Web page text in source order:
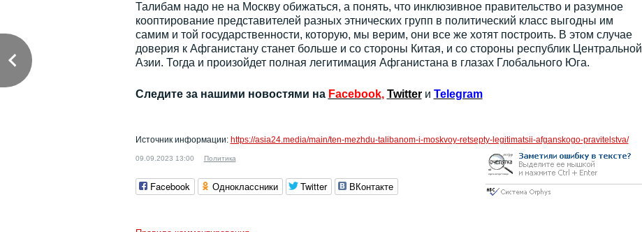
Талибам надо не на Москву обижаться, а понять, что инклюзивное правительство и разумное
кооптирование представителей разных этнических групп в политический класс выгодны им
самим и той государственности, которую, мы верим, они все же хотят построить. В этом случае
доверия к Афганистану станет больше и со стороны Китая, и со стороны республик Центральной
Азии. Тогда и произойдет полная легитимация Афганистана в глазах Глобального Юга.
Следите за нашими новостями на Facebook, Twitter и Telegram
Источник информации: https://asia24.media/main/ten-mezhdu-talibanom-i-moskvoy-retsepty-legitimatsii-afganskogo-pravitelstva/
09.09.2023 13:00 Политика
Facebook Одноклассники Twitter ВКонтакте